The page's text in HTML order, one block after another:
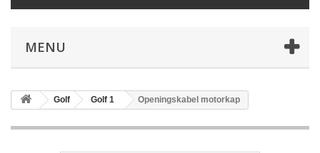
MENU
Golf Golf 1 Openingskabel motorkap